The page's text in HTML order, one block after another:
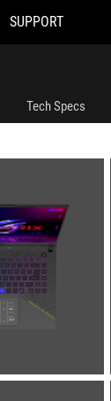
SUPPORT
Tech Specs